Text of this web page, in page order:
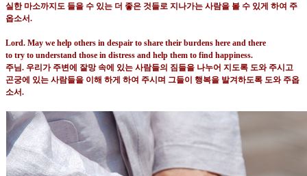
실한 마소까지도 들을 수 있는 더 좋은 것들로 지나가는 사람을 볼 수 있게 하여 주
옵소서.
Lord. May we help others in despair to share their burdens here and there
to try to understand those in distress and help them to find happiness.
주님. 우리가 주변에 잘망 속에 있는 사람들의 짐들을 나누어 지도록 도와 주시고
곤궁에 있는 사람들을 이해 하게 하여 주시며 그들이 행복을 발겨하도록 도와 주옵
소서.